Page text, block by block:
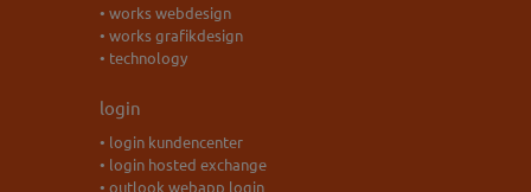
• works webdesign
• works grafikdesign
• technology
login
• login kundencenter
• login hosted exchange
• outlook webapp login